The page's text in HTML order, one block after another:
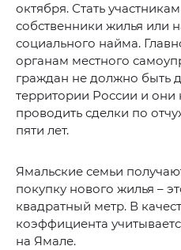
октября. Стать
собственники жилья или
социального найма.
органам местного
граждан не должно быть
территории России и
проводить сделки по
пяти лет.
Ямальские семьи
покупку нового жилья –
квадратный метр. В
коэффициента
на Ямале.